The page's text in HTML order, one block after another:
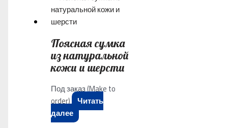
Поясная сумка
из натуральной
кожи и шерсти
Под заказ (Make to
order) Читать
далее